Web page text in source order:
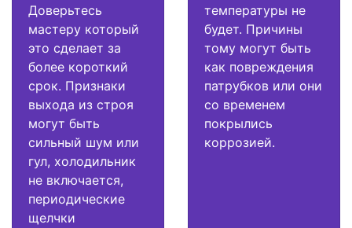
Доверьтесь
мастеру который
это сделает за
более короткий
срок. Признаки
выхода из строя
могут быть
сильный шум или
гул, холодильник
не включается,
периодические
щелчки
температуры не
будет. Причины
тому могут быть
как повреждения
патрубков или они
со временем
покрылись
коррозией.